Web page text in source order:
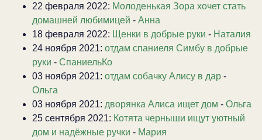
22 февраля 2022: Молоденькая Зора хочет стать
домашней любимицей - Анна
18 февраля 2022: Щенки в добрые руки - Наталия
24 ноября 2021: отдам спаниеля Симбу в добрые
руки - СпаниельКо
03 ноября 2021: отдам собачку Алису в дар -
Ольга
03 ноября 2021: дворянка Алиса ищет дом - Ольга
25 сентября 2021: Котята черныши ищут уютный
дом и надёжные ручки - Мария